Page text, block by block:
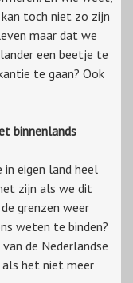
toch niet zo zijn
maar dat we
een beetje te
te gaan? Ook
binnenlands
eigen land heel
zijn als we dit
grenzen weer
weten te binden?
de Nederlandse
als het niet meer